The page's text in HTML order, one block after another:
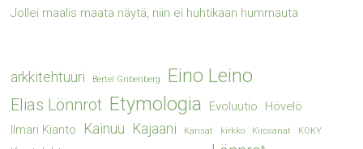
Jollei maalis maata näytä, niin ei huhtikaan hummauta
arkkitehtuuri Bertel Gribenberg Eino Leino
Elias Lönnrot Etymologia Evoluutio
Hövelö
Ilmari Kianto
Kainuu Kajaani Kansat kirkko Kirosanat KOKY